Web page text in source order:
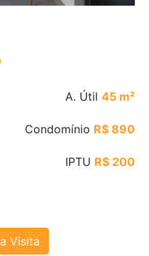
A. Útil 45 m²
Condomínio R$ 890
IPTU R$ 200
Visita